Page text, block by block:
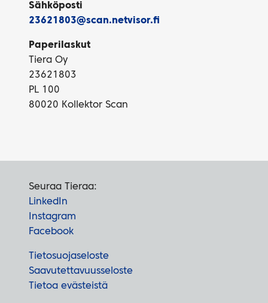
Sähköposti
23621803@scan.netvisor.fi
Paperilaskut
Tiera Oy
23621803
PL 100
80020 Kollektor Scan
Seuraa Tieraa:
LinkedIn
Instagram
Facebook
Tietosuojaseloste
Saavutettavuusseloste
Tietoa evästeistä